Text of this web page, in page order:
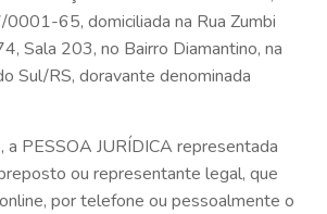
65, domiciliada na Rua Zumbi
Sala 203, no Bairro Diamantino, na
Sul/RS, doravante denominada
a PESSOA JURÍDICA representada
ou representante legal, que
por telefone ou pessoalmente o